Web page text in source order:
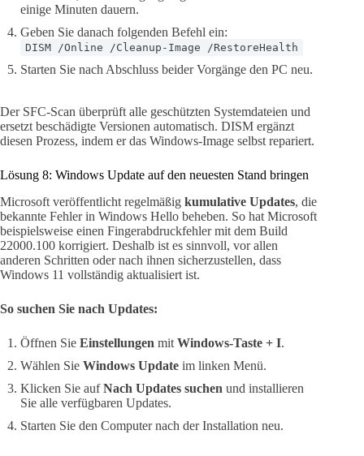
einige Minuten dauern.
Geben Sie danach folgenden Befehl ein:
DISM /Online /Cleanup-Image /RestoreHealth
Starten Sie nach Abschluss beider Vorgänge den PC neu.
Der SFC-Scan überprüft alle geschützten Systemdateien und
ersetzt beschädigte Versionen automatisch. DISM ergänzt
diesen Prozess, indem er das Windows-Image selbst repariert.
Lösung 8: Windows Update auf den neuesten Stand bringen
Microsoft veröffentlicht regelmäßig kumulative Updates, die
bekannte Fehler in Windows Hello beheben. So hat Microsoft
beispielsweise einen Fingerabdruckfehler mit dem Build
22000.100 korrigiert. Deshalb ist es sinnvoll, vor allen
anderen Schritten oder nach ihnen sicherzustellen, dass
Windows 11 vollständig aktualisiert ist.
So suchen Sie nach Updates:
Öffnen Sie Einstellungen mit Windows-Taste + I.
Wählen Sie Windows Update im linken Menü.
Klicken Sie aufNach Updates suchen und installieren
Sie alle verfügbaren Updates.
Starten Sie den Computer nach der Installation neu.